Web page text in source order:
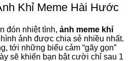
Khỉ Meme Hài Hước
đón nhiệt tình, ảnh meme khỉ
ảnh được chia sẻ nhiều nhất.
tới những biểu cảm “gãy gọn”
sẽ khiến bạn bật cười chỉ sau 1